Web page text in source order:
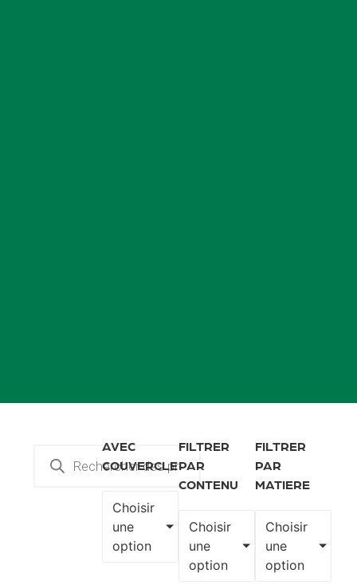
AVEC
COUVERCLE
Choisir
une
option
FILTRER
PAR
CONTENU
Choisir
une
option
FILTRER
PAR
MATIERE
Choisir
une
option